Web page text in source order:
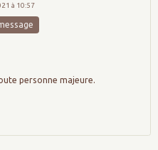
à 10:57
personne majeure.